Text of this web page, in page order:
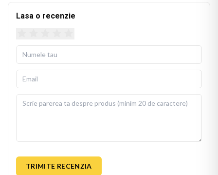
Lasa o recenzie
TRIMITE RECENZIA